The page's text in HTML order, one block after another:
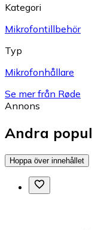
Kategori
Mikrofontillbehör
Typ
Mikrofonhållare
Se mer från Røde
Annons
Andra
Hoppa över innehållet